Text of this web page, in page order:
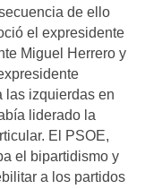
de ello
el expresidente
Miguel Herrero y
las izquierdas en
liderado la
El PSOE,
el bipartidismo y
a los partidos